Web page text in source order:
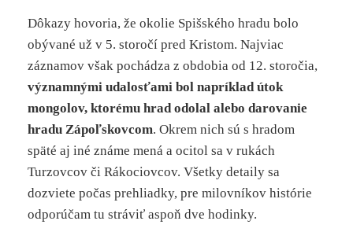
Dôkazy hovoria, že okolie Spišského hradu bolo
obývané už v 5. storočí pred Kristom. Najviac
záznamov však pochádza z obdobia od 12. storočia,
významnými udalosťami bol napríklad útok
mongolov, ktorému hrad odolal alebo darovanie
hradu Zápoľskovcom. Okrem nich sú s hradom
späté aj iné známe mená a ocitol sa v rukách
Turzovcov či Rákociovcov. Všetky detaily sa
dozviete počas prehliadky, pre milovníkov histórie
odporúčam tu stráviť aspoň dve hodinky.